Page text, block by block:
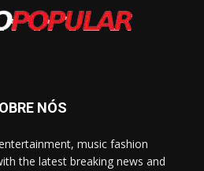
NÓS
music fashion
the latest breaking news and